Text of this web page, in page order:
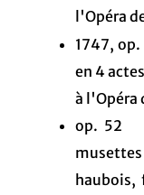
l'Opéra
1747, op.
en 4
à l'Opéra
op. 52
haubois,